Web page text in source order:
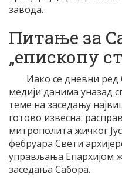
завода.
Питање за
„епископу
Иако се дневни ред
медији данима уназад
теме на заседању
готово извесна:
митрополита жичког
фебруара Свети
управљања Епархијом
заседања Сабора.